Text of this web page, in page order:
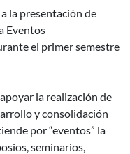
la presentación de
Eventos
el primer semestre
la realización de
y consolidación
por “eventos” la
seminarios,